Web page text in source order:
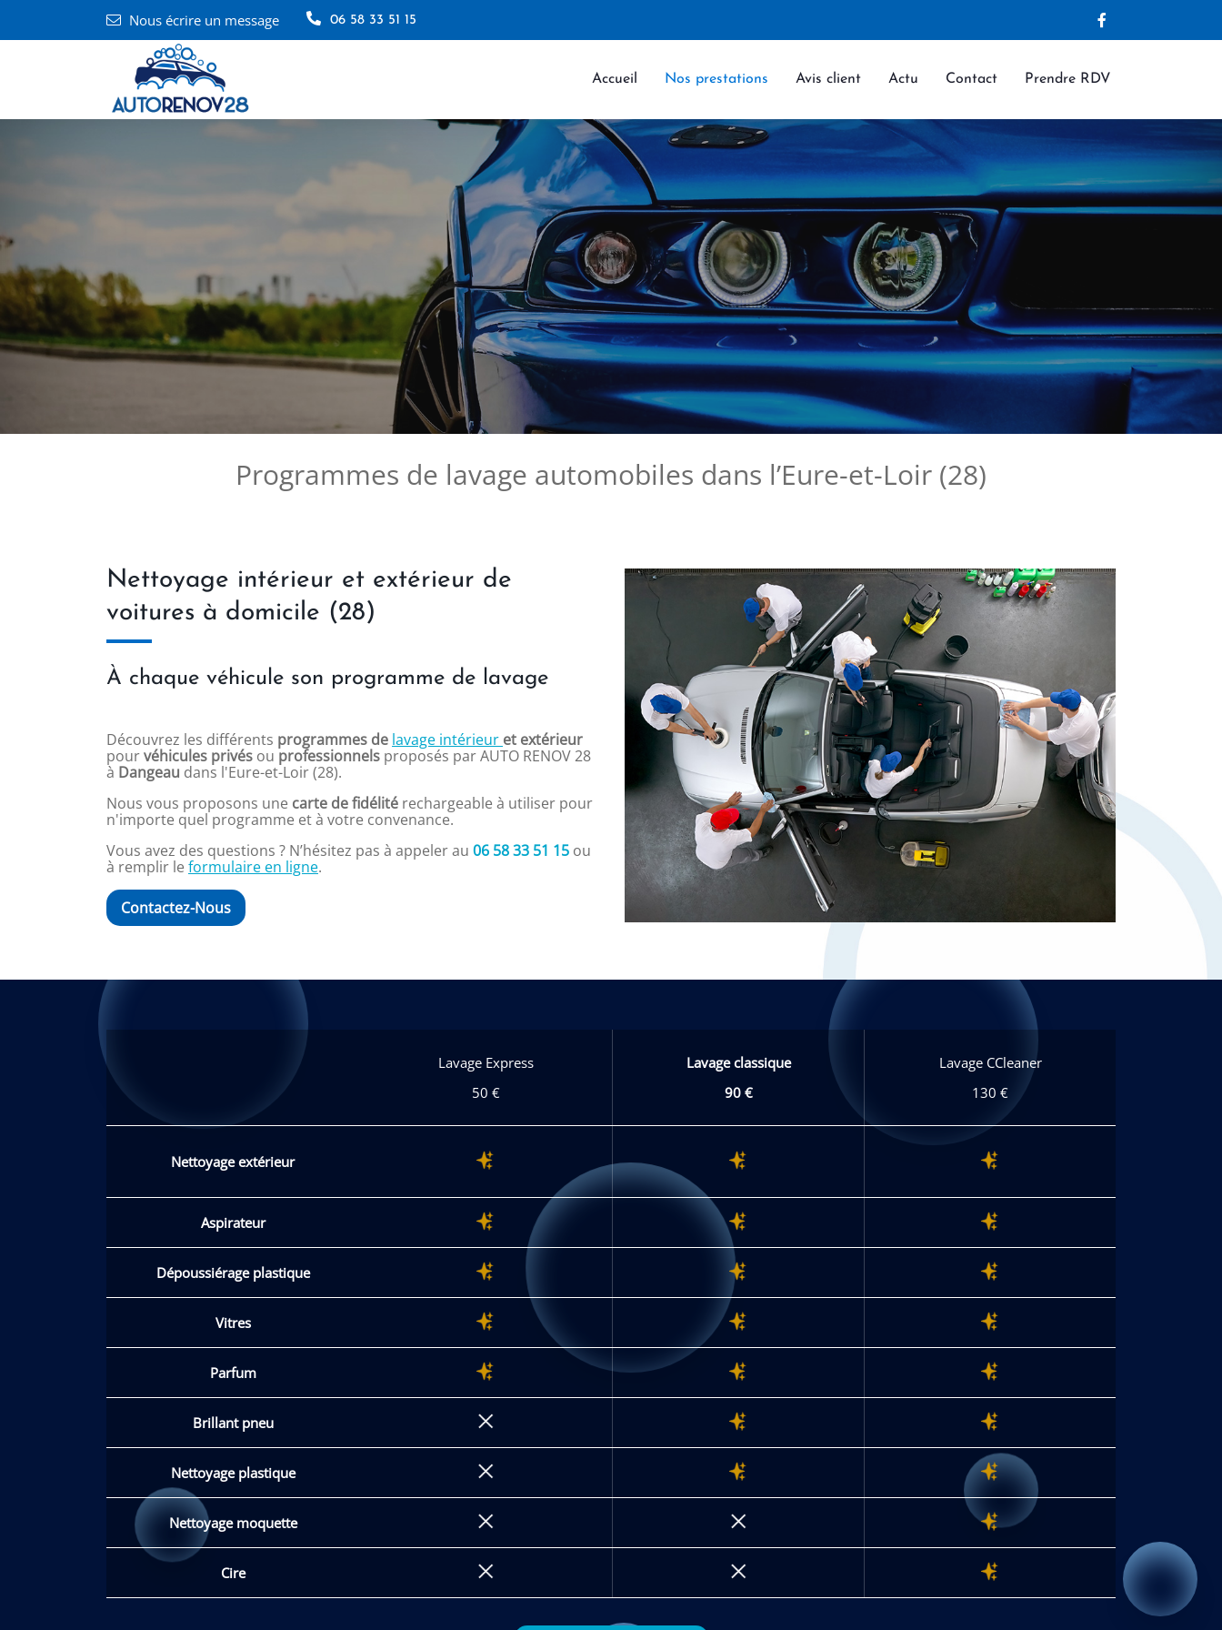
Nous écrire un message 06 58 33 51 15
Accueil Nos prestations Avis client Actu Contact Prendre RDV
Programmes de lavage automobiles dans l’Eure-et-Loir (28)
Nettoyage intérieur et extérieur de
voitures à domicile (28)
À chaque véhicule son programme de lavage
Découvrez les différents programmes de lavage intérieur et extérieur
pourvéhicules privés ou professionnels proposés par AUTO RENOV 28
à Dangeau dans l'Eure-et-Loir (28).
Nous vous proposons une carte de fidélité rechargeable à utiliser pour
n'importe quel programme et à votre convenance.
Vous avez des questions ? N’hésitez pas à appeler au 06 58 33 51 15 ou
à remplir le formulaire en ligne.
Contactez-Nous
Lavage Express
50 €
Lavage classique
90 €
Lavage CCleaner
130 €
Nettoyage extérieur
Aspirateur
Dépoussiérage plastique
Vitres
Parfum
Brillant pneu
Nettoyage plastique
Nettoyage moquette
Cire